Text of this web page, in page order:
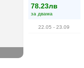
78.23лв
за двама
22.05 - 23.09